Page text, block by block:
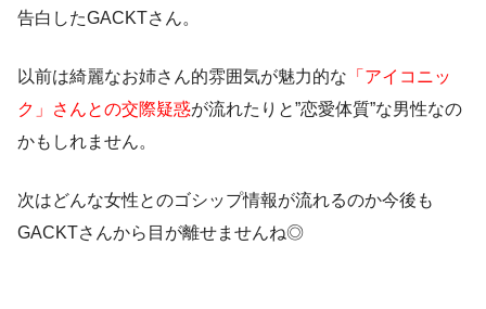
告白したGACKTさん。
以前は綺麗なお姉さん的雰囲気が魅力的な 「アイコニッ
ク」さんとの交際疑惑が流れたりと”恋愛体質”な男性なの
かもしれません。
次はどんな女性とのゴシップ情報が流れるのか今後も
GACKTさんから目が離せませんね◎